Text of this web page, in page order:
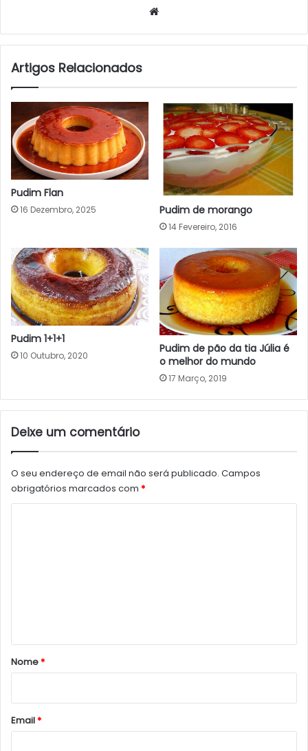
Artigos Relacionados
Pudim Flan
16 Dezembro, 2025 Pudim de morango
14 Fevereiro, 2016
Pudim 1+1+1
10 Outubro, 2020
Pudim de pão da tia Júlia é
o melhor do mundo
17 Março, 2019
Deixe um comentário
O seu endereço de email não será publicado. Campos
obrigatórios marcados com *
r
*
Nome*
Email*